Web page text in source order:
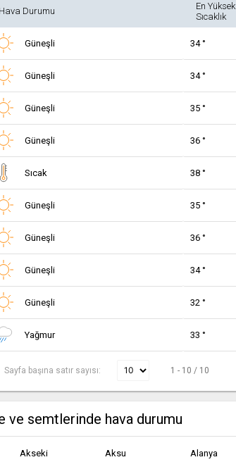
Hava Durumu
En Yüksek
Sıcaklık
Güneşli 34 °
Güneşli 34 °
Güneşli 35 °
Güneşli 36 °
Sıcak 38 °
Güneşli 35 °
Güneşli 36 °
Güneşli 34 °
Güneşli 32 °
Yağmur 33 °
Sayfa başına satır sayısı: 1 - 10 / 10
ve semtlerinde hava durumu
Akseki Aksu Alanya